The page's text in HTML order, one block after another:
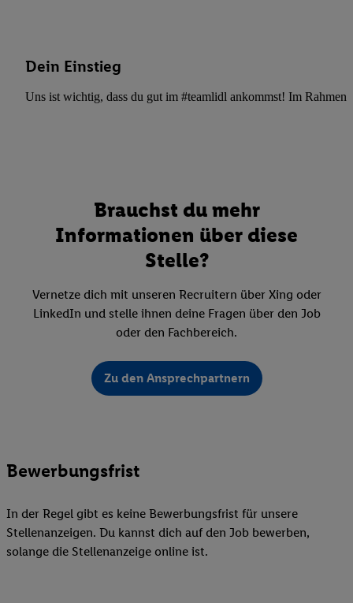
Dein Einstieg
Uns ist wichtig, dass du gut im #teamlidl ankommst! Im Rahmen
Brauchst du mehr
Informationen über diese
Stelle?
Vernetze dich mit unseren Recruitern über Xing oder
LinkedIn und stelle ihnen deine Fragen über den Job
oder den Fachbereich.
Zu den Ansprechpartnern
Bewerbungsfrist
In der Regel gibt es keine Bewerbungsfrist für unsere
Stellenanzeigen. Du kannst dich auf den Job bewerben,
solange die Stellenanzeige online ist.